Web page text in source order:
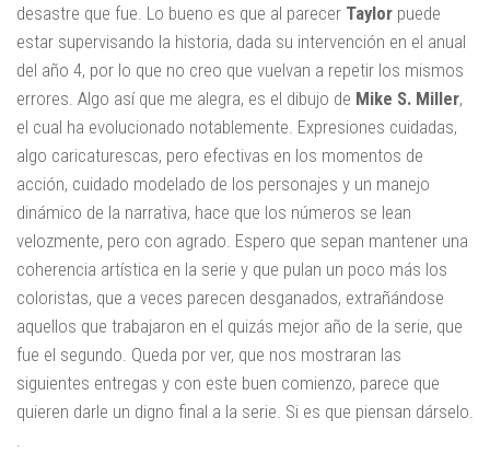
desastre que fue. Lo bueno es que al parecer Taylor puede
estar supervisando la historia, dada su intervención en el anual
del año 4, por lo que no creo que vuelvan a repetir los mismos
errores. Algo así que me alegra, es el dibujo de Mike S. Miller,
el cual ha evolucionado notablemente. Expresiones cuidadas,
algo caricaturescas, pero efectivas en los momentos de
acción, cuidado modelado de los personajes y un manejo
dinámico de la narrativa, hace que los números se lean
velozmente, pero con agrado. Espero que sepan mantener una
coherencia artística en la serie y que pulan un poco más los
coloristas, que a veces parecen desganados, extrañándose
aquellos que trabajaron en el quizás mejor año de la serie, que
fue el segundo. Queda por ver, que nos mostraran las
siguientes entregas y con este buen comienzo, parece que
quieren darle un digno final a la serie. Si es que piensan dárselo.
.